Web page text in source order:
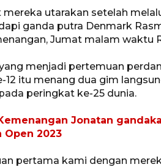
mereka utarakan setelah
ganda putra Denmark
Jumat malam waktu
menjadi pertemuan
itu menang dua gim
peringkat ke-25 dunia.
Jonatan
Open 2023
pertama kami dengan